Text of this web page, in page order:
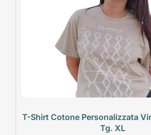
T-Shirt Cotone Personalizzata
Tg. XL